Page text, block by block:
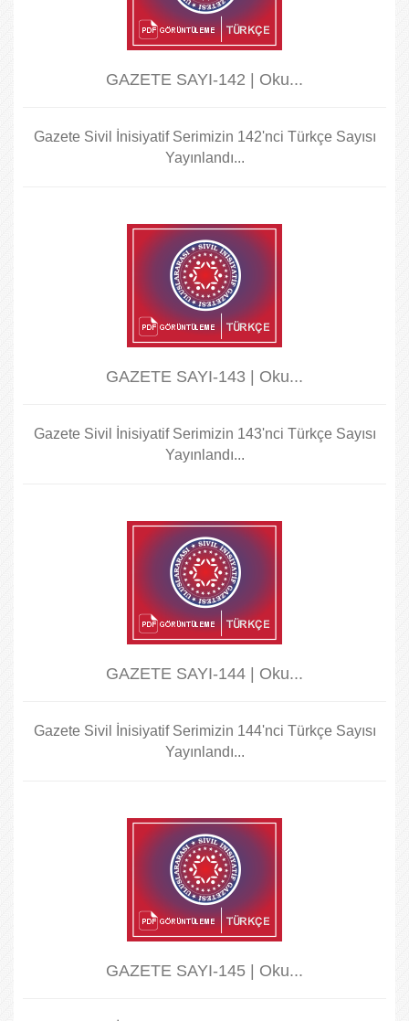
GAZETE SAYI-142 | Oku...
Gazete Sivil İnisiyatif Serimizin 142'nci Türkçe Sayısı
Yayınlandı...
GAZETE SAYI-143 | Oku...
Gazete Sivil İnisiyatif Serimizin 143'nci Türkçe Sayısı
Yayınlandı...
GAZETE SAYI-144 | Oku...
Gazete Sivil İnisiyatif Serimizin 144'nci Türkçe Sayısı
Yayınlandı...
GAZETE SAYI-145 | Oku...